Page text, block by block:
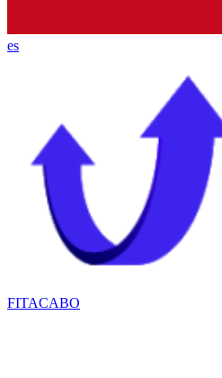
es
FITACABO